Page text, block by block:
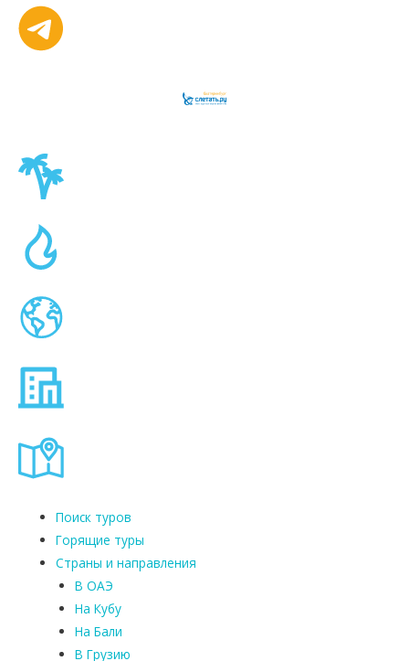
Поиск туров
Горящие туры
Страны и направления
В ОАЭ
На Кубу
На Бали
В Грузию